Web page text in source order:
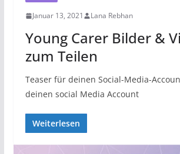
Januar 13, 2021 Lana Rebhan
Young Carer Bilder &
zum Teilen
Teaser für deinen Social-Media-
deinen social Media Account
Weiterlesen